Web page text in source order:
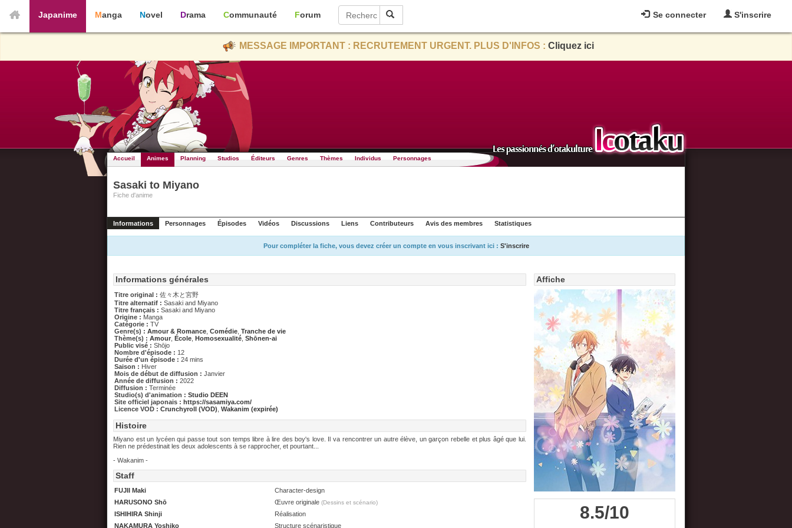
Se connecter S'inscrire
Japanime Manga Novel Drama Communauté Forum
MESSAGE IMPORTANT : RECRUTEMENT URGENT. PLUS D'INFOS : Cliquez ici
Accueil Animes Planning Studios Éditeurs Genres Thèmes Individus Personnages
Sasaki to Miyano
Fiche d'anime
Informations Personnages Épisodes Vidéos Discussions Liens Contributeurs Avis des membres Statistiques
Pour compléter la fiche, vous devez créer un compte en vous inscrivant ici : S'inscrire
Affiche
8.5/10
Informations générales
Titre original : 佐々木と宮野
Titre alternatif : Sasaki and Miyano
Titre français : Sasaki and Miyano
Origine : Manga
Catégorie : TV
Genre(s) : Amour & Romance Comédie Tranche de vie
Thème(s) : Amour École Homosexualité Shōnen-ai
Public visé : Shōjo
Nombre d'épisode : 12
Durée d'un épisode : 24 mins
Saison : Hiver
Mois de début de diffusion : Janvier
Année de diffusion : 2022
Diffusion : Terminée
Studio(s) d'animation : Studio DEEN
Site officiel japonais : https://sasamiya.com/
Licence VOD : Crunchyroll (VOD) Wakanim (expirée)
Histoire
Miyano est un lycéen qui passe tout son temps libre à lire des boy's love. Il va rencontrer un autre élève, un garçon rebelle et plus âgé que lui.
Rien ne prédestinait les deux adolescents à se rapprocher, et pourtant...
- Wakanim -
Staff
FUJII Maki
Character-design
HARUSONO Shō
Œuvre originale (Dessins et scénario)
ISHIHIRA Shinji
Réalisation
NAKAMURA Yoshiko
Structure scénaristique